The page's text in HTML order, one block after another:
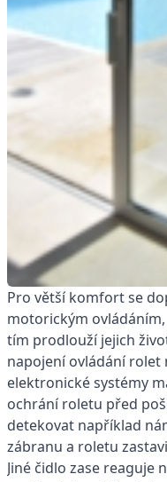
Pro větší komfort se
motorickým
tím prodlouží jejich
napojení ovládání rolet
elektronické systémy
ochrání roletu před
detekovat například
zábranu a roletu
Jiné čidlo zase reaguje